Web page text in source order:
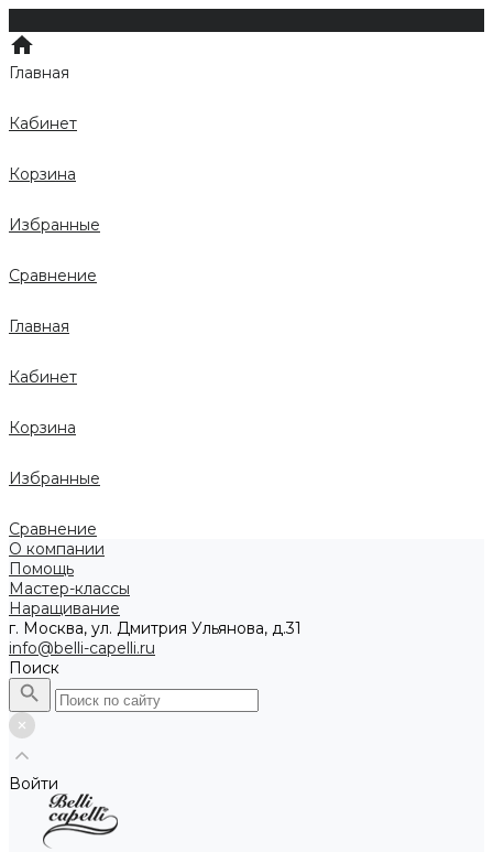
Главная
Кабинет
Корзина
Избранные
Сравнение
Главная
Кабинет
Корзина
Избранные
Сравнение
О компании
Помощь
Мастер-классы
Наращивание
г. Москва, ул. Дмитрия Ульянова, д.31
info@belli-capelli.ru
Поиск
Войти